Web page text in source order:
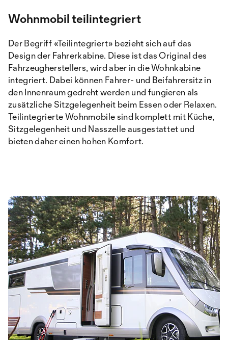
Wohnmobil teilintegriert
Der Begriff «Teilintegriert» bezieht sich auf das
Design der Fahrerkabine. Diese ist das Original des
Fahrzeugherstellers, wird aber in die Wohnkabine
integriert. Dabei können Fahrer- und Beifahrersitz in
den Innenraum gedreht werden und fungieren als
zusätzliche Sitzgelegenheit beim Essen oder Relaxen.
Teilintegrierte Wohnmobile sind komplett mit Küche,
Sitzgelegenheit und Nasszelle ausgestattet und
bieten daher einen hohen Komfort.